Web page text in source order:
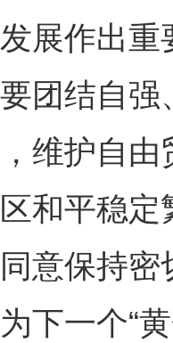
展作出
团结自
维护自
和平稳
意保持
下一个“